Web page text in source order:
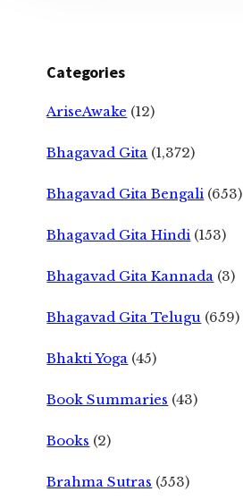
Categories
AriseAwake (12)
Bhagavad Gita (1,372)
Bhagavad Gita Bengali (653)
Bhagavad Gita Hindi (153)
Bhagavad Gita Kannada (3)
Bhagavad Gita Telugu (659)
Bhakti Yoga (45)
Book Summaries (43)
Books (2)
Brahma Sutras (553)